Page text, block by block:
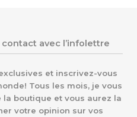
avec l’infolettre
et inscrivez-vous
Tous les mois, je vous
boutique et vous aurez la
votre opinion sur vos